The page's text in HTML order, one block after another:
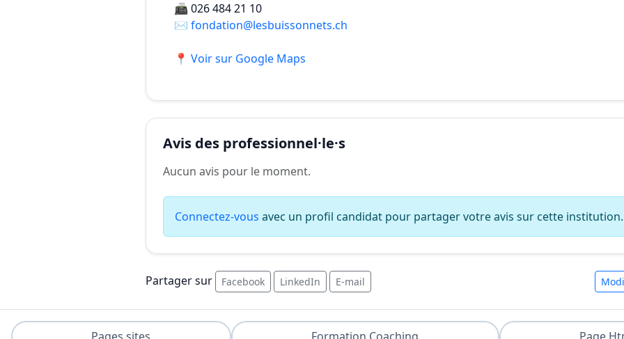
📠026 484 21 10
✉️ fondation@lesbuissonnets.ch
📍 Voir sur Google Maps
Avis des professionnel·le·s
Aucun avis pour le moment.
Connectez-vous avec un profil candidat pour partager votre avis sur cette institution.
Partager sur Facebook LinkedIn E-mail